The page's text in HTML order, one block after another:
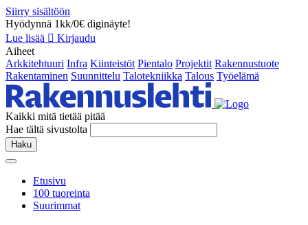
Siirry sisältöön
Hyödynnä 1kk/0€ diginäyte!
Lue lisää
Kirjaudu
Aiheet
Arkkitehtuuri Infra Kiinteistöt Pientalo Projektit Rakennustuote
Rakentaminen Suunnittelu Talotekniikka Talous Työelämä
Kaikki mitä tietää pitää
Hae tältä sivustolta
Haku
Etusivu
100 tuoreinta
Suurimmat